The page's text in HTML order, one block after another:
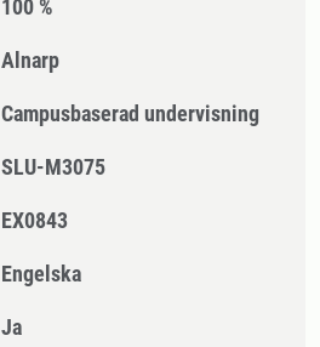
100 %
Alnarp
Campusbaserad undervisning
SLU-M3075
EX0843
Engelska
Ja